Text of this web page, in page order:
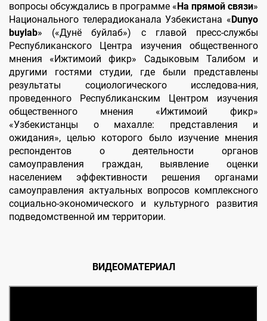
вопросы обсуждались в программе «На прямой связи»
Национального телерадиоканала Узбекистана «Dunyo
buylab» («Дунё буйлаб») с главой пресс-службы
Республиканского Центра изучения общественного
мнения «Ижтимоий фикр» Садыковым Талибом и
другими гостями студии, где были представлены
результаты социологического исследова-ния,
проведенного Республиканским Центром изучения
общественного мнения «Ижтимоий фикр»
«Узбекистанцы о махалле: представления и
ожидания», целью которого было изучение мнения
респондентов о деятельности органов
самоуправления граждан, выявление оценки
населением эффективности решения органами
самоуправления актуальных вопросов комплексного
социально-экономического и культурного развития
подведомственной им территории.
ВИДЕОМАТЕРИАЛ